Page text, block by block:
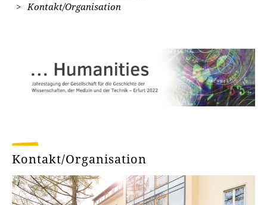
Kontakt/Organisation
Kontakt/Organisation